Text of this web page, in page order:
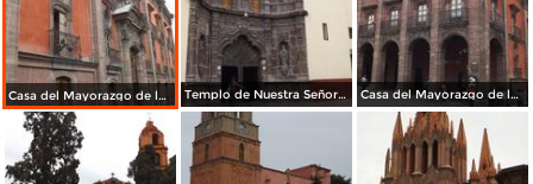
Casa del Mayorazgo de la Canal, 1800. Abril/2014 Templo de Nuestra Señora de la Salud (1735). Abril/2014 Casa del Mayorazgo de la Canal (1800). Abril/2014